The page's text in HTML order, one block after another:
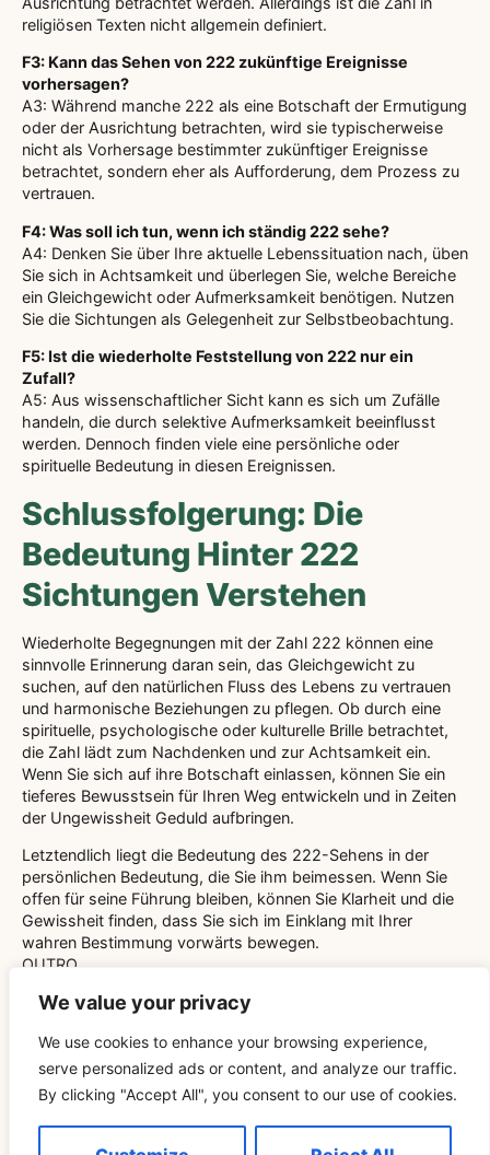
We value your privacy
We use cookies to enhance your browsing experience,
serve personalized ads or content, and analyze our traffic.
By clicking "Accept All", you consent to our use of cookies.
religiösen Texten nicht allgemein definiert.
F3: Kann das Sehen von 222 zukünftige Ereignisse
vorhersagen?
A3: Während manche 222 als eine Botschaft der Ermutigung
oder der Ausrichtung betrachten, wird sie typischerweise
nicht als Vorhersage bestimmter zukünftiger Ereignisse
betrachtet, sondern eher als Aufforderung, dem Prozess zu
vertrauen.
F4: Was soll ich tun, wenn ich ständig 222 sehe?
A4: Denken Sie über Ihre aktuelle Lebenssituation nach, üben
Sie sich in Achtsamkeit und überlegen Sie, welche Bereiche
ein Gleichgewicht oder Aufmerksamkeit benötigen. Nutzen
Sie die Sichtungen als Gelegenheit zur Selbstbeobachtung.
F5: Ist die wiederholte Feststellung von 222 nur ein
Zufall?
A5: Aus wissenschaftlicher Sicht kann es sich um Zufälle
handeln, die durch selektive Aufmerksamkeit beeinflusst
werden. Dennoch finden viele eine persönliche oder
spirituelle Bedeutung in diesen Ereignissen.
Schlussfolgerung: Die
Bedeutung Hinter 222
Sichtungen Verstehen
Wiederholte Begegnungen mit der Zahl 222 können eine
sinnvolle Erinnerung daran sein, das Gleichgewicht zu
suchen, auf den natürlichen Fluss des Lebens zu vertrauen
und harmonische Beziehungen zu pflegen. Ob durch eine
spirituelle, psychologische oder kulturelle Brille betrachtet,
die Zahl lädt zum Nachdenken und zur Achtsamkeit ein.
Wenn Sie sich auf ihre Botschaft einlassen, können Sie ein
tieferes Bewusstsein für Ihren Weg entwickeln und in Zeiten
der Ungewissheit Geduld aufbringen.
Letztendlich liegt die Bedeutung des 222-Sehens in der
persönlichen Bedeutung, die Sie ihm beimessen. Wenn Sie
offen für seine Führung bleiben, können Sie Klarheit und die
Gewissheit finden, dass Sie sich im Einklang mit Ihrer
wahren Bestimmung vorwärts bewegen.
OUTRO
Related Blog